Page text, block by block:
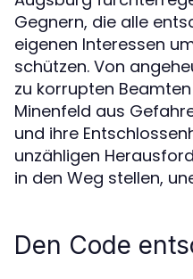
Gegnern, die alle
eigenen Interessen
schützen. Von
zu korrupten
Minenfeld aus
und ihre
unzähligen
in den Weg stellen,
Den Code